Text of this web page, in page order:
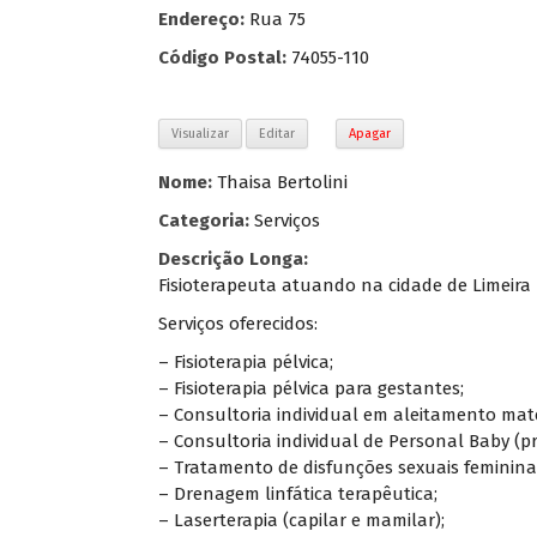
Endereço: Rua 75
Código Postal: 74055-110
Visualizar Editar Apagar
Nome: Thaisa Bertolini
Categoria: Serviços
Descrição Longa:
Fisioterapeuta atuando na cidade de
Serviços oferecidos:
– Fisioterapia pélvica;
– Fisioterapia pélvica para gestantes;
– Consultoria individual em aleitamento
– Consultoria individual de Personal Baby
– Tratamento de disfunções sexuais
– Drenagem linfática terapêutica;
– Laserterapia (capilar e mamilar);